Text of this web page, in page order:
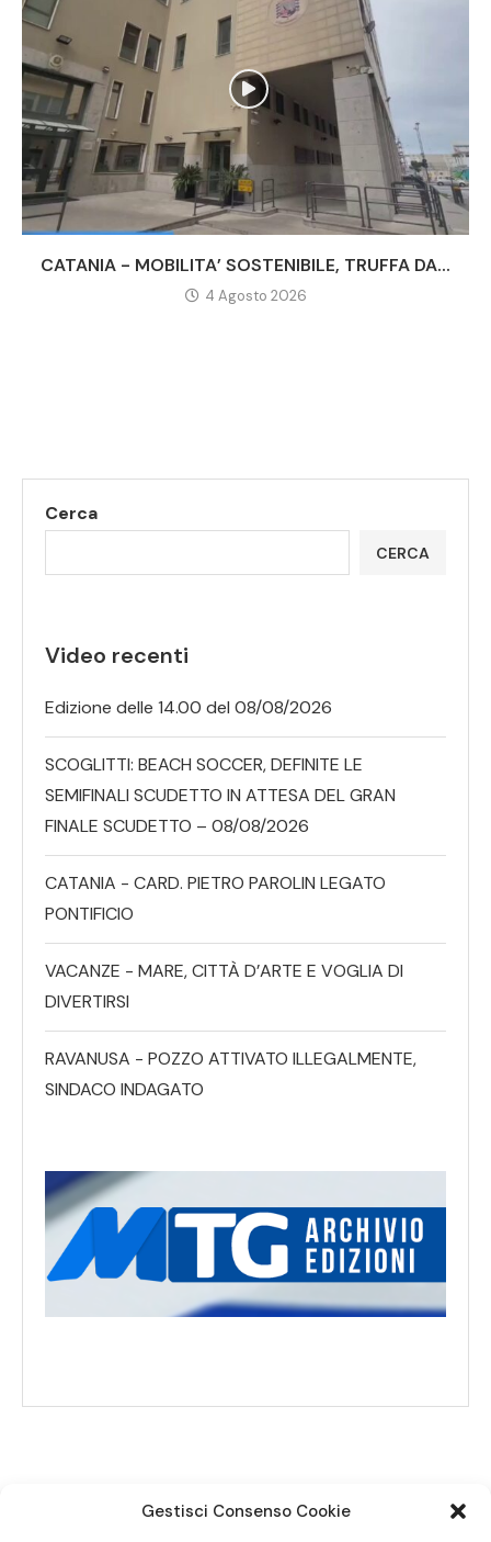
Gestisci Consenso Cookie
CATANIA - MOBILITA’ SOSTENIBILE, TRUFFA DA...
4 Agosto 2026
Cerca
CERCA
Video recenti
Edizione delle 14.00 del 08/08/2026
SCOGLITTI: BEACH SOCCER, DEFINITE LE
SEMIFINALI SCUDETTO IN ATTESA DEL GRAN
FINALE SCUDETTO – 08/08/2026
CATANIA - CARD. PIETRO PAROLIN LEGATO
PONTIFICIO
VACANZE - MARE, CITTÀ D’ARTE E VOGLIA DI
DIVERTIRSI
RAVANUSA - POZZO ATTIVATO ILLEGALMENTE,
SINDACO INDAGATO